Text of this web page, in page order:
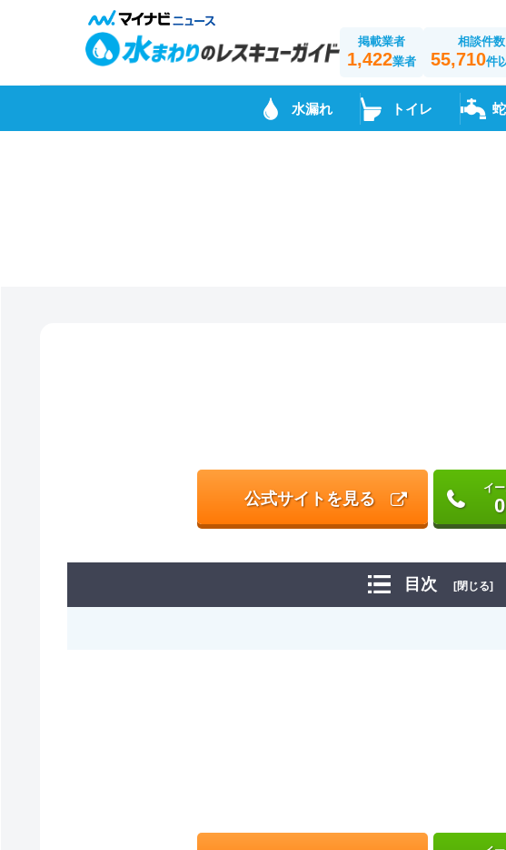
掲載業者
1,422業者
相談件数
55,710件
水漏れ トイレ
公式サイトを見る
イ
目次 [閉じる]